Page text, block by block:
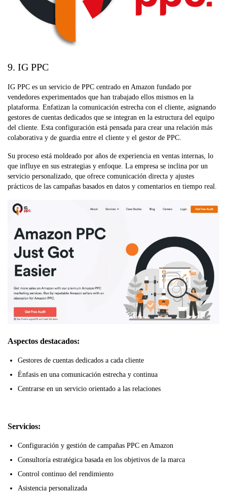
9. IG PPC
IG PPC es un servicio de PPC centrado en Amazon fundado por
vendedores experimentados que han trabajado ellos mismos en la
plataforma. Enfatizan la comunicación estrecha con el cliente, asignando
gestores de cuentas dedicados que se integran en la estructura del equipo
del cliente. Esta configuración está pensada para crear una relación más
colaborativa y de guardia entre el cliente y el gestor de PPC.
Su proceso está moldeado por años de experiencia en ventas internas, lo
que influye en sus estrategias y enfoque. La empresa se inclina por un
servicio personalizado, que ofrece comunicación directa y ajustes
prácticos de las campañas basados en datos y comentarios en tiempo real.
Aspectos destacados:
Gestores de cuentas dedicados a cada cliente
Énfasis en una comunicación estrecha y continua
Centrarse en un servicio orientado a las relaciones
Servicios:
Configuración y gestión de campañas PPC en Amazon
Consultoría estratégica basada en los objetivos de la marca
Control continuo del rendimiento
Asistencia personalizada